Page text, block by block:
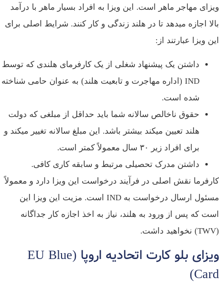
مهاجر ماهر است. این ویزا به افراد بسیار ماهر با درآمد
اجازه میدهد تا در هلند زندگی و کار کنند. شرایط اصلی برای
ویزا عبارتند از:
داشتن یک پیشنهاد شغلی از یک کارفرمای هلندی که توسط
IND (اداره مهاجرت و تابعیت هلند) به عنوان حامی شناخته
شده است.
حقوق ناخالص سالانه شما باید حداقل از مبلغی که دولت
هلند تعیین میکند بیشتر باشد. این مبلغ سالانه تغییر میکند و
برای افراد زیر ۳۰ سال معمولاً کمتر است.
داشتن مدرک تحصیلی مرتبط و سابقه کاری کافی.
نقش اصلی در فرآیند درخواست این ویزا دارد و معمولاً
مسئول ارسال درخواست به IND است. مزیت این ویزا این
که پس از ورود به هلند، نیاز به اخذ اجازه کار جداگانه
ویزای بلو کارت اتحادیه اروپا (EU Blue